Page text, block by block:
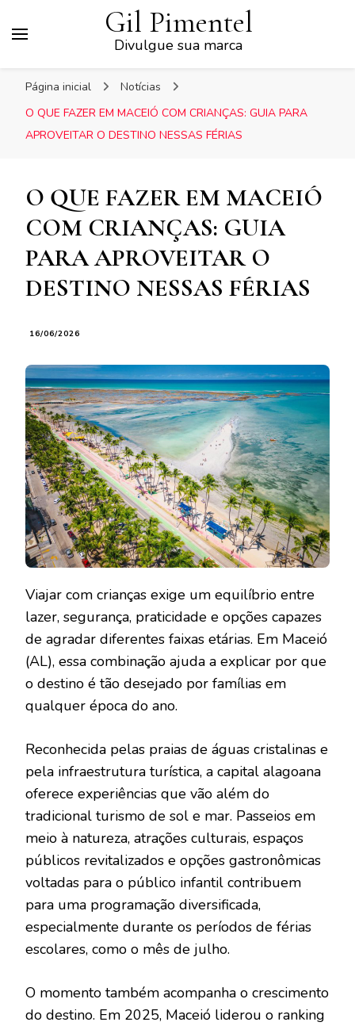
Gil Pimentel
Divulgue sua marca
Página inicial
Notícias
O QUE FAZER EM MACEIÓ COM CRIANÇAS: GUIA PARA
APROVEITAR O DESTINO NESSAS FÉRIAS
O QUE FAZER EM MACEIÓ
COM CRIANÇAS: GUIA
PARA APROVEITAR O
DESTINO NESSAS FÉRIAS
16/06/2026
Viajar com crianças exige um equilíbrio entre
lazer, segurança, praticidade e opções capazes
de agradar diferentes faixas etárias. Em Maceió
(AL), essa combinação ajuda a explicar por que
o destino é tão desejado por famílias em
qualquer época do ano.
Reconhecida pelas praias de águas cristalinas e
pela infraestrutura turística, a capital alagoana
oferece experiências que vão além do
tradicional turismo de sol e mar. Passeios em
meio à natureza, atrações culturais, espaços
públicos revitalizados e opções gastronômicas
voltadas para o público infantil contribuem
para uma programação diversificada,
especialmente durante os períodos de férias
escolares, como o mês de julho.
O momento também acompanha o crescimento
do destino. Em 2025, Maceió liderou o ranking